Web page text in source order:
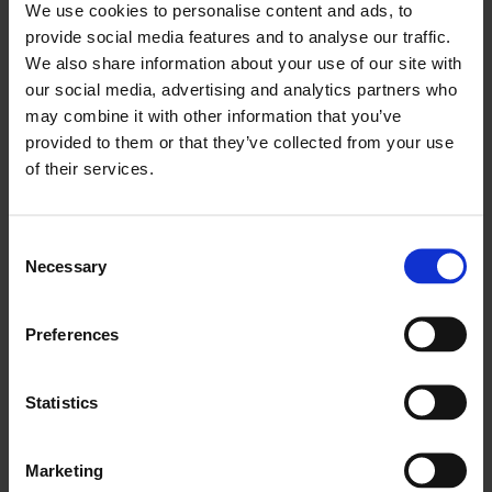
We use cookies to personalise content and ads, to
provide social media features and to analyse our traffic.
We also share information about your use of our site with
our social media, advertising and analytics partners who
may combine it with other information that you’ve
provided to them or that they’ve collected from your use
of their services.
Selection
Necessary
Preferences
Statistics
Marketing
suurendamine
Learn more
Leedu Post
töötajale
Learn more